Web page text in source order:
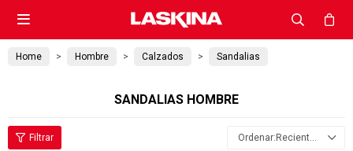

Home Hombre Calzados Sandalias
SANDALIAS HOMBRE
Recientes